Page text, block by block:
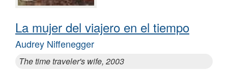
La mujer del viajero en el tiempo
Audrey Niffenegger
The time traveler's wife, 2003